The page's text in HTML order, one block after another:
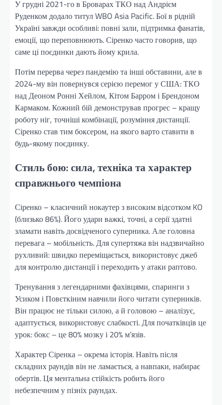
У грудні 2021-го в Броварах ТКО над Андрієм
Руденком додало титул WBO Asia Pacific. Бої в рідній
Україні завжди особливі: повні зали, підтримка фанатів,
емоції, що переповнюють. Сіренко часто говорив, що
саме ці поєдинки дають йому крила.
Потім перерва через пандемію та інші обставини, але в
2024-му він повернувся серією перемог у США: ТКО
над Деоном Ронні Хейлом, Кітом Барром і Брендоном
Кармаком. Кожний бій демонстрував прогрес – кращу
роботу ніг, точніші комбінації, розуміння дистанції.
Сіренко став тим боксером, на якого варто ставити в
будь-якому поєдинку.
Стиль бою: сила, техніка та характер
справжнього чемпіона
Сіренко – класичний нокаутер з високим відсотком KO
(близько 86%). Його удари важкі, точні, а серії здатні
зламати навіть досвідченого суперника. Але головна
перевага – мобільність. Для супертяжа він надзвичайно
рухливий: швидко переміщається, використовує джеб
для контролю дистанції і переходить у атаки раптово.
Тренування з легендарними фахівцями, спаринги з
Усиком і Повєткіним навчили його читати суперників.
Він працює не тільки силою, а й головою – аналізує,
адаптується, використовує слабкості. Для початківців це
урок: бокс – це 80% мозку і 20% м’язів.
Характер Сіренка – окрема історія. Навіть після
складних раундів він не ламається, а навпаки, набирає
обертів. Ця ментальна стійкість робить його
небезпечним у пізніх раундах.